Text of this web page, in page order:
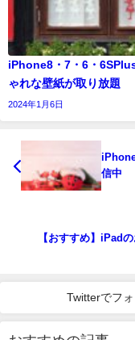
iPhone8・7・6・
ゃれな壁紙が取り放題
2024年1月6日
信中
【おすすめ】iPad
Twitterでフ